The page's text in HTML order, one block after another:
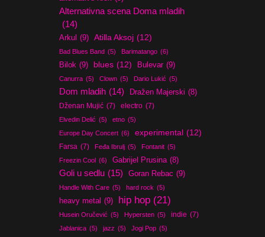
Alternativna scena Doma mladih
(14)
Arkul (9) Atilla Aksoj (12)
Bad Blues Band (5) Barimatango (6)
Bilok (9) blues (12) Bulevar (9)
Canurra (5) Clown (5) Dario Lukić (5)
Dom mladih (14) Dražen Majerski (8)
Dženan Mujić (7) electro (7)
Elvedin Delić (5) etno (5)
Europe Day Concert (6) experimental (12)
Farsa (7) Feđa Ibrulj (5) Fontanit (5)
Freezin Cool (6) Gabrijel Prusina (8)
Goli u sedlu (15) Goran Rebac (9)
Handle With Care (5) hard rock (5)
heavy metal (9) hip hop (21)
Husein Oručević (5) Hypersten (5) indie (7)
Jablanica (5) jazz (5) Jogi Pop (5)